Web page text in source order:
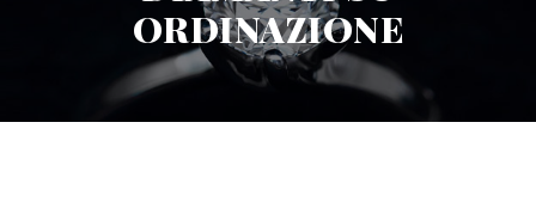
ORDINAZIONE